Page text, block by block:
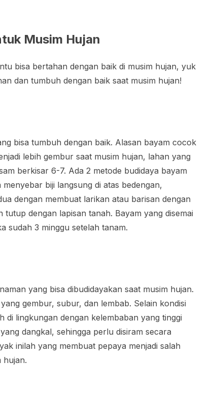
Musim Hujan
bisa bertahan dengan baik di musim hujan, yuk
dan tumbuh dengan baik saat musim hujan!
bisa tumbuh dengan baik. Alasan bayam cocok
lebih gembur saat musim hujan, lahan yang
berkisar 6-7. Ada 2 metode budidaya bayam
biji langsung di atas bedengan,
dengan membuat larikan atau barisan dengan
dengan lapisan tanah. Bayam yang disemai
sudah 3 minggu setelah tanam.
yang bisa dibudidayakan saat musim hujan.
gembur, subur, dan lembab. Selain kondisi
lingkungan dengan kelembaban yang tinggi
dangkal, sehingga perlu disiram secara
inilah yang membuat pepaya menjadi salah
hujan.